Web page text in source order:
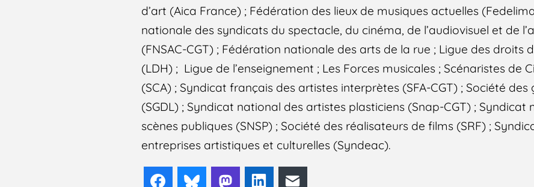
d’art (Aica France) ; Fédération des lieux de musiques actuelles
nationale des syndicats du spectacle, du cinéma, de l’audiovisuel et de
(FNSAC-CGT) ; Fédération nationale des arts de la rue ; Ligue des droits
(LDH) ; Ligue de l’enseignement ; Les Forces musicales ; Scénaristes de
(SCA) ; Syndicat français des artistes interprètes (SFA-CGT) ; Société
(SGDL) ; Syndicat national des artistes plasticiens (Snap-CGT) ; Syndicat
scènes publiques (SNSP) ; Société des réalisateurs de films (SRF) ;
entreprises artistiques et culturelles (Syndeac).
FacebookBlueskyMastodonLinkedIn